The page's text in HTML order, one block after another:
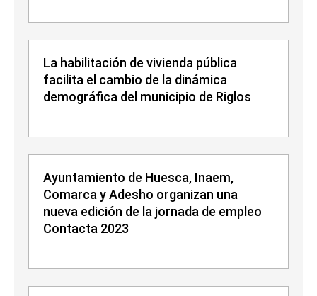
La habilitación de vivienda pública
facilita el cambio de la dinámica
demográfica del municipio de Riglos
Ayuntamiento de Huesca, Inaem,
Comarca y Adesho organizan una
nueva edición de la jornada de empleo
Contacta 2023